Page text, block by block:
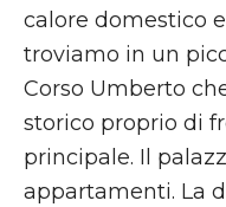
calore domestico
troviamo in un
Corso Umberto
storico proprio di
principale. Il
appartamenti. La